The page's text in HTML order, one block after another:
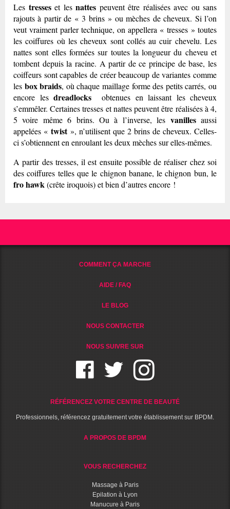
Les tresseset les nattes peuvent être réalisées avec ou sans
rajouts à partir de « 3 brins » ou mèches de cheveux. Si l’on
veut vraiment parler technique, on appellera « tresses » toutes
les coiffures où les cheveux sont collés au cuir chevelu. Les
nattes sont elles formées sur toutes la longueur du cheveu et
tombent depuis la racine. A partir de ce principe de base, les
coiffeurs sont capables de créer beaucoup de variantes comme
les box braids, où chaque maillage forme des petits carrés, ou
encore les dreadlocks obtenues en laissant les cheveux
s’emmêler. Certaines tresses et nattes peuvent être réalisées à 4,
5 voire même 6 brins. Ou à l’inverse, les vanillesaussi
appelées « twist», n’utilisent que 2 brins de cheveux. Celles-
ci s’obtiennent en enroulant les deux mèches sur elles-mêmes.
A partir des tresses, il est ensuite possible de réaliser chez soi
des coiffures telles que le chignon banane, le chignon bun, le
fro hawk(crête iroquois) et bien d’autres encore !
COMMENT ÇA MARCHE
AIDE / FAQ
LE BLOG
NOUS CONTACTER
NOUS SUIVRE SUR
RÉFÉRENCEZ VOTRE CENTRE DE BEAUTÉ
Professionnels, référencez gratuitement votre établissement sur BPDM.
A PROPOS DE BPDM
VOUS RECHERCHEZ
Massage à Paris
Epilation à Lyon
Manucure à Paris